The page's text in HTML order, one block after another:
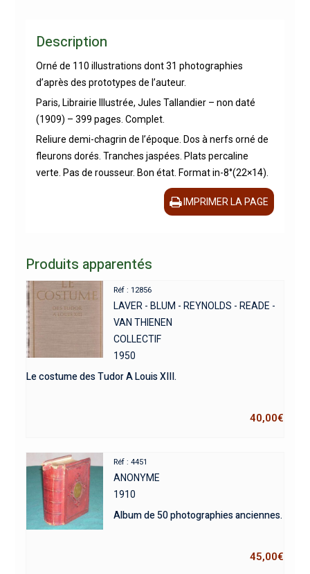
Description
Orné de 110 illustrations dont 31 photographies
d’après des prototypes de l’auteur.
Paris, Librairie Illustrée, Jules Tallandier – non daté
(1909) – 399 pages. Complet.
Reliure demi-chagrin de l’époque. Dos à nerfs orné de
fleurons dorés. Tranches jaspées. Plats percaline
verte. Pas de rousseur. Bon état. Format in-8°(22×14).
IMPRIMER LA PAGE
Produits apparentés
Réf : 12856
LAVER - BLUM - REYNOLDS - READE -
VAN THIENEN
COLLECTIF
1950
Le costume des Tudor A Louis XIII.
40,00€
Réf : 4451
ANONYME
1910
Album de 50 photographies anciennes.
45,00€